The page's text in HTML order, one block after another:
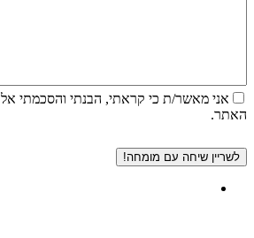
אני מאשר/ת כי קראתי, הבנתי והסכמתי אל
האתר.